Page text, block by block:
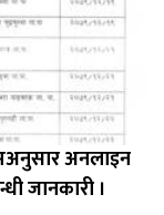
अनलाइन
जानकारी ।